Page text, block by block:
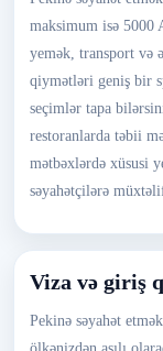
maksimum isə 5000
yemək, transport və
qiymətləri geniş bir
seçimlər tapa
restoranlarda təbii
mətbəxlərdə xüsusi
səyahətçilərə
Viza və giriş
Pekinə səyahət